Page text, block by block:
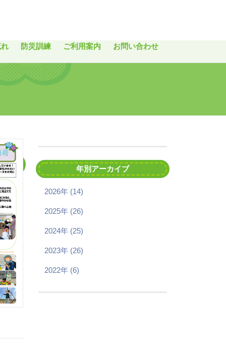
防災訓練 ご利用案内 お問い合わせ
年別アーカイブ
2026年 (14)
2025年 (26)
2024年 (25)
2023年 (26)
2022年 (6)